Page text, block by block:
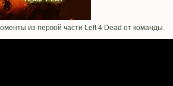
из первой части Left 4 Dead от команды.